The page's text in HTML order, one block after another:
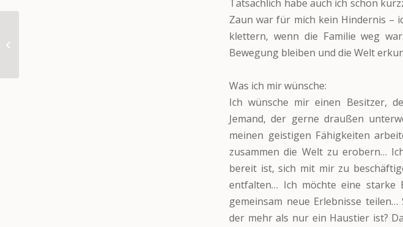
Tatsächlich habe auch ich schon
Zaun war für mich kein Hindernis –
klettern, wenn die Familie weg
Bewegung bleiben und die Welt
Was ich mir wünsche:
Ich wünsche mir einen Besitzer,
Jemand, der gerne draußen
meinen geistigen Fähigkeiten
zusammen die Welt zu erobern…
bereit ist, sich mit mir zu
entfalten… Ich möchte eine starke
gemeinsam neue Erlebnisse
der mehr als nur ein Haustier ist?